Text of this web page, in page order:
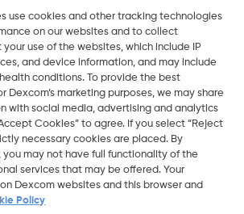
Dexcom Follow, Dexcom One,
са регистрирани търговски марки
и може да са регистрирани в други
Всички права запазени.
use cookies and other tracking technologies
on our websites and to collect
use of the websites, which include IP
and device information, and may include
conditions. To provide the best
Dexcom’s marketing purposes, we may share
with social media, advertising and analytics
Cookies” to agree. If you select “Reject
necessary cookies are placed. By
may not have full functionality of the
services that may be offered. Your
Dexcom websites and this browser and
Policy
Остани тук
на глобални уебсайтове